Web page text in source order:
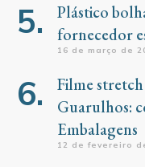
Plástico
fornecedor
16 de março de
Filme
Guarulhos:
Embalagens
12 de fevereiro